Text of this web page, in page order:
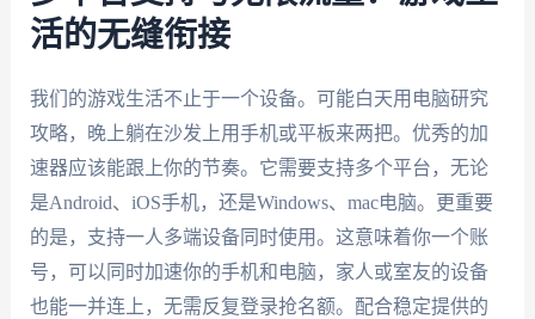
活的无缝衔接
我们的游戏生活不止于一个设备。可能白天用电脑研究
攻略，晚上躺在沙发上用手机或平板来两把。优秀的加
速器应该能跟上你的节奏。它需要支持多个平台，无论
是Android、iOS手机，还是Windows、mac电脑。更重要
的是，支持一人多端设备同时使用。这意味着你一个账
号，可以同时加速你的手机和电脑，家人或室友的设备
也能一并连上，无需反复登录抢名额。配合稳定提供的